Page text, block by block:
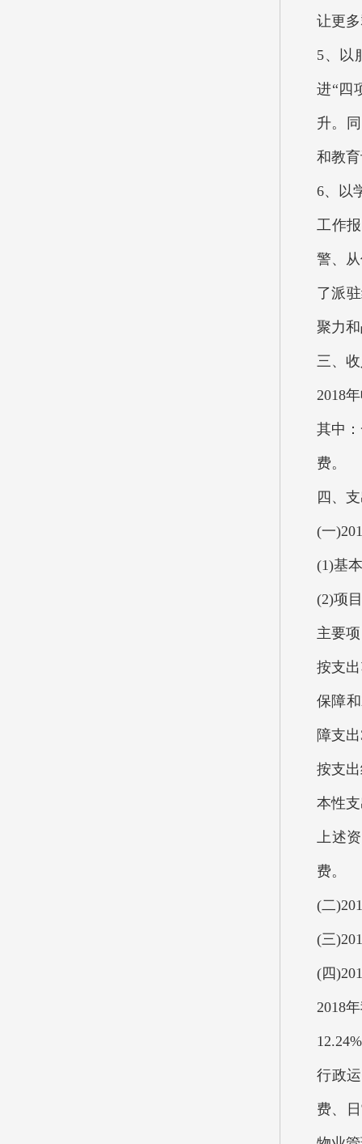
让更
5、以
进“四
升。
和教
6、以
工作
警、
了派
聚力
三、
2018
其中
费。
四、
(一
(1)基
(2)项
主要
按支
保障
障支
按支
本性
上述
费。
(二
(三
(四
2018
行政
费、